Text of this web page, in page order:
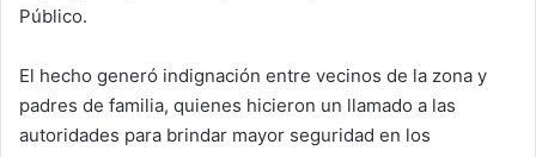
Público.
El hecho generó indignación entre vecinos de la zona y
padres de familia, quienes hicieron un llamado a las
autoridades para brindar mayor seguridad en los